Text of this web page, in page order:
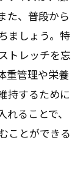
た、普段から
ましょう。特
トレッチを忘
重管理や栄養
持するために
ることで、
ことができる